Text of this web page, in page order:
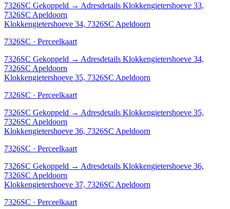
7326SC Gekoppeld → Adresdetails Klokkengietershoeve 33,
7326SC Apeldoorn
Klokkengietershoeve 34, 7326SC Apeldoorn
7326SC · Perceelkaart
7326SC Gekoppeld → Adresdetails Klokkengietershoeve 34,
7326SC Apeldoorn
Klokkengietershoeve 35, 7326SC Apeldoorn
7326SC · Perceelkaart
7326SC Gekoppeld → Adresdetails Klokkengietershoeve 35,
7326SC Apeldoorn
Klokkengietershoeve 36, 7326SC Apeldoorn
7326SC · Perceelkaart
7326SC Gekoppeld → Adresdetails Klokkengietershoeve 36,
7326SC Apeldoorn
Klokkengietershoeve 37, 7326SC Apeldoorn
7326SC · Perceelkaart